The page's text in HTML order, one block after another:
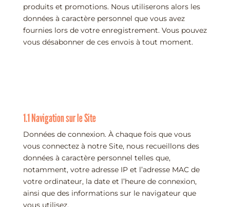
produits et promotions. Nous utiliserons alors les
données à caractère personnel que vous avez
fournies lors de votre enregistrement. Vous pouvez
vous désabonner de ces envois à tout moment.
1.1 Navigation sur le Site
Données de connexion. À chaque fois que vous
vous connectez à notre Site, nous recueillons des
données à caractère personnel telles que,
notamment, votre adresse IP et l’adresse MAC de
votre ordinateur, la date et l’heure de connexion,
ainsi que des informations sur le navigateur que
vous utilisez.